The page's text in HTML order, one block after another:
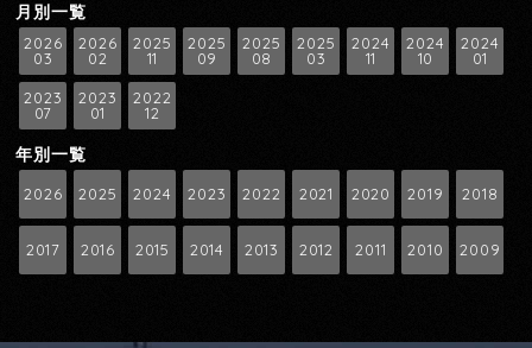
月別一覧
2026
03
2026
02
2025
11
2025
09
2025
08
2025
03
2024
11
2024
10
2024
01
2023
07
2023
01
2022
12
年別一覧
2026 2025 2024 2023 2022 2021 2020 2019 2018
2017 2016 2015 2014 2013 2012 2011 2010 2009